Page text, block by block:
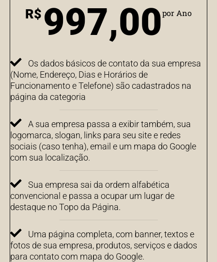
R$ 997,00por Ano
Os dados básicos de contato da sua empresa
(Nome, Endereço, Dias e Horários de
Funcionamento e Telefone) são cadastrados na
página da categoria
A sua empresa passa a exibir também, sua
logomarca, slogan, links para seu site e redes
sociais (caso tenha), email e um mapa do Google
com sua localização.
Sua empresa sai da ordem alfabética
convencional e passa a ocupar um lugar de
destaque no Topo da Página.
Uma página completa, com banner, textos e
fotos de sua empresa, produtos, serviços e dados
para contato com mapa do Google.